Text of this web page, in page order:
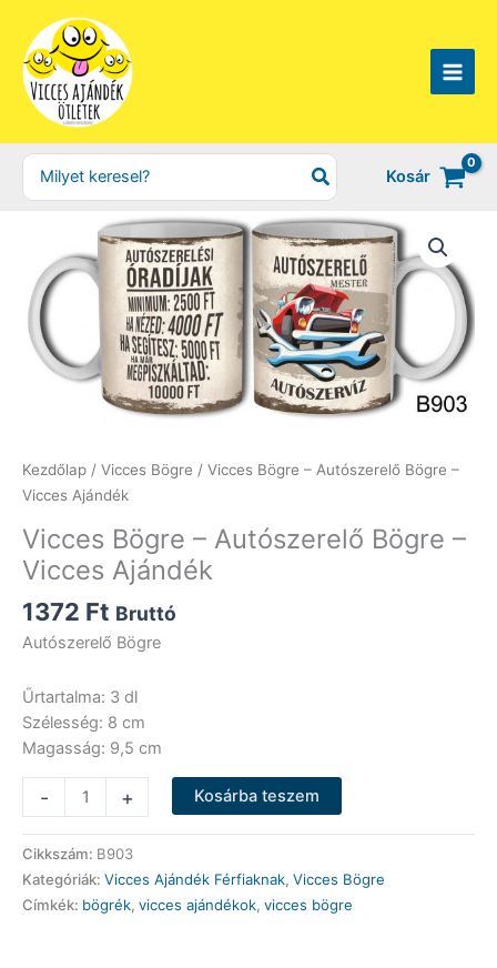
content
Search
for:
Kosár
Kezdőlap / Vicces Bögre / Vicces Bögre – Autószerelő Bögre –
Vicces Ajándék
Vicces Bögre – Autószerelő Bögre –
Vicces Ajándék
1372 Ft Bruttó
Autószerelő Bögre
Űrtartalma: 3 dl
Szélesség: 8 cm
Magasság: 9,5 cm
-
Bögre
-
Autószerelő
Bögre
-
+ Kosárba teszem
Cikkszám: B903
Kategóriák: Vicces Ajándék Férfiaknak, Vicces Bögre
Címkék: bögrék, vicces ajándékok, vicces bögre